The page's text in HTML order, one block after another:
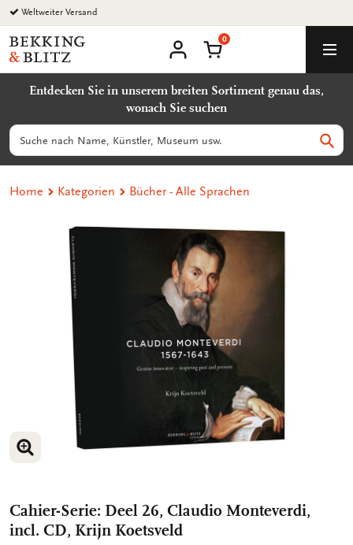
Zurück
zum
Inhalt
Weltweiter Versand
Bekking
&
Uitgevers
Warenkorb
0
Entdecken Sie in unserem breiten Sortiment genau das,
wonach Sie suchen
Suchen
Home Kategorien Bücher - Alle Sprachen
BILD VERGRÖSSERN
Cahier-Serie: Deel 26, Claudio Monteverdi,
incl. CD, Krijn Koetsveld